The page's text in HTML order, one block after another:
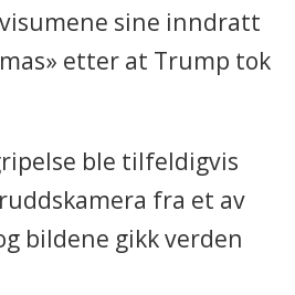
sine inndratt
etter at Trump tok
ble tilfeldigvis
fra et av
bildene gikk verden